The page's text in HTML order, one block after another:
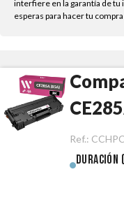
interfiere en la garantía de tu
esperas para hacer tu
Negro
Ref.:
Duración